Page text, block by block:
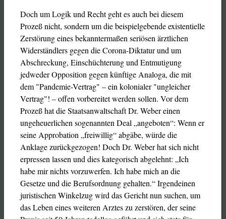
Doch um Logik und Recht geht es auch bei diesem
Prozeß nicht, sondern um die beispielgebende existentielle
Zerstörung eines bekanntermaßen seriösen ärztlichen
Widerständlers gegen die Corona-Diktatur und um
Abschreckung, Einschüchterung und Entmutigung
jedweder Opposition gegen künftige Analoga, die mit
dem "Pandemie-Vertrag" – ein kolonialer "ungleicher
Vertrag"! – offen vorbereitet werden sollen. Vor dem
Prozeß hat die Staatsanwaltschaft Dr. Weber einen
ungeheuerlichen sogenannten Deal „angeboten“: Wenn er
seine Approbation „freiwillig“ abgäbe, würde die
Anklage zurückgezogen! Doch Dr. Weber hat sich nicht
erpressen lassen und dies kategorisch abgelehnt: „Ich
habe mir nichts vorzuwerfen. Ich habe mich an die
Gesetze und die Berufsordnung gehalten.“ Irgendeinen
juristischen Winkelzug wird das Gericht nun suchen, um
das Leben eines weiteren Arztes zu zerstören, der seine